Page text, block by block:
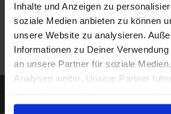
Inhalte und Anzeigen zu
soziale Medien anbieten zu können
unsere Website zu analysieren.
Informationen zu Deiner
an unsere Partner für soziale
Analysen weiter. Unsere Partner
zusammen, die Du ihnen
Leistungen sucht, die Sie